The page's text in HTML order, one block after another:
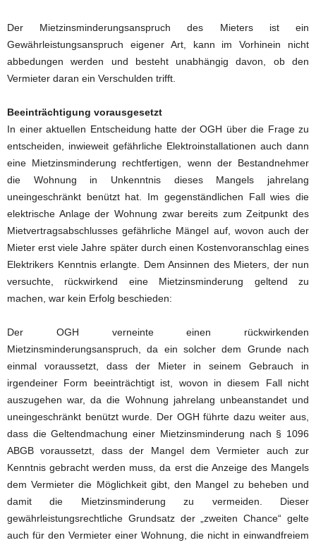
Der Mietzinsminderungsanspruch des Mieters ist ein
Gewährleistungsanspruch eigener Art, kann im Vorhinein nicht
abbedungen werden und besteht unabhängig davon, ob den
Vermieter daran ein Verschulden trifft.
Beeinträchtigung vorausgesetzt
In einer aktuellen Entscheidung hatte der OGH über die Frage zu
entscheiden, inwieweit gefährliche Elektroinstallationen auch dann
eine Mietzinsminderung rechtfertigen, wenn der Bestandnehmer
die Wohnung in Unkenntnis dieses Mangels jahrelang
uneingeschränkt benützt hat. Im gegenständlichen Fall wies die
elektrische Anlage der Wohnung zwar bereits zum Zeitpunkt des
Mietvertragsabschlusses gefährliche Mängel auf, wovon auch der
Mieter erst viele Jahre später durch einen Kostenvoranschlag eines
Elektrikers Kenntnis erlangte. Dem Ansinnen des Mieters, der nun
versuchte, rückwirkend eine Mietzinsminderung geltend zu
machen, war kein Erfolg beschieden:
Der OGH verneinte einen rückwirkenden
Mietzinsminderungsanspruch, da ein solcher dem Grunde nach
einmal voraussetzt, dass der Mieter in seinem Gebrauch in
irgendeiner Form beeinträchtigt ist, wovon in diesem Fall nicht
auszugehen war, da die Wohnung jahrelang unbeanstandet und
uneingeschränkt benützt wurde. Der OGH führte dazu weiter aus,
dass die Geltendmachung einer Mietzinsminderung nach § 1096
ABGB voraussetzt, dass der Mangel dem Vermieter auch zur
Kenntnis gebracht werden muss, da erst die Anzeige des Mangels
dem Vermieter die Möglichkeit gibt, den Mangel zu beheben und
damit die Mietzinsminderung zu vermeiden. Dieser
gewährleistungsrechtliche Grundsatz der „zweiten Chance“ gelte
auch für den Vermieter einer Wohnung, die nicht in einwandfreiem